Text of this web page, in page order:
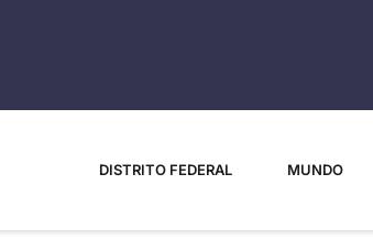
DISTRITO FEDERAL MUNDO